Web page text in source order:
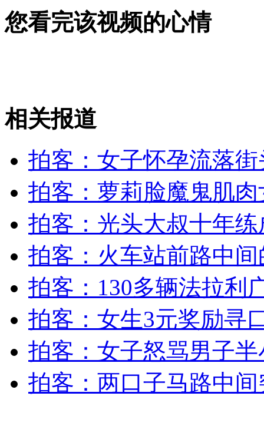
安徽一实载49人客车翻车
纽约上演“枕头大战”
司机酒驾遇交警 急速倒车逃窜
您看完该视频的心情
相关报道
拍客：女子怀孕流落
拍客：萝莉脸魔鬼肌
拍客：光头大叔十年
拍客：火车站前路中间
拍客：130多辆法拉利
拍客：女生3元奖励寻
拍客：女子怒骂男子
拍客：两口子马路中